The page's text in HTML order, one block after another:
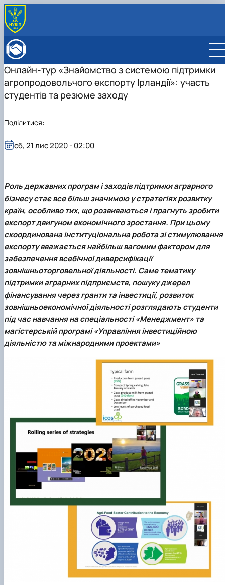
Адміністрація факультету
ОСВІТНЯ ДІЯЛЬНІСТЬ
Бакалаврат
Магістратура
Розклад
Виховна та спортивна робота
ВСТУПНИКУ
Загальна інформація
Бакалавр
МІЖНАРОДНА ДІЯЛЬНІСТЬ
Міжнародні партнери
Program in Management
Онлайн-тур «Знайомство з системою підтримки
агропродовольчого експорту Ірландії»: участь
студентів та резюме заходу
Роль державних програм і заходів підтримки аграрного
бізнесу стає все більш значимою у стратегіях розвитку
країн, особливо тих, що розвиваються і прагнуть зробити
експорт двигуном економічного зростання. При цьому
скоординована інституціональна робота зі стимулювання
експорту вважається найбільш вагомим фактором для
забезпечення всебічної диверсифікації
зовнішньоторговельної діяльності. Саме тематику
підтримки аграрних підприємств, пошуку джерел
фінансування через гранти та інвестиції, розвиток
зовнішньоекономічної діяльності розглядають студенти
під час навчання на спеціальності «Менеджмент» та
магістерській програмі «Управління інвестиційною
діяльністю та міжнародними проектами»
сб, 21 лис 2020 - 02:00
Поділитися: